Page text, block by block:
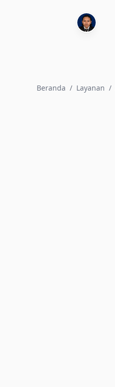
Beranda / Layanan /